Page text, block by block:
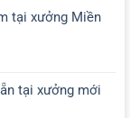
tại xưởng Miền
tại xưởng mới